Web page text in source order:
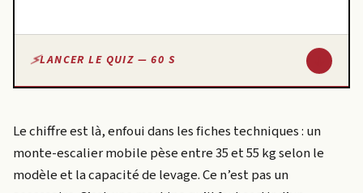
LANCER LE QUIZ — 60 S
Le chiffre est là, enfoui dans les fiches techniques : un
monte-escalier mobile pèse entre 35 et 55 kg selon le
modèle et la capacité de levage. Ce n’est pas un